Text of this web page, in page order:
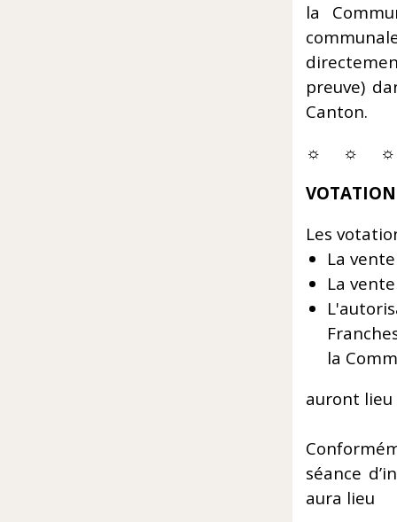
la
preuve)
Canton.
☼ ☼
Les
La
La
la
auront lieu
séance
aura lieu